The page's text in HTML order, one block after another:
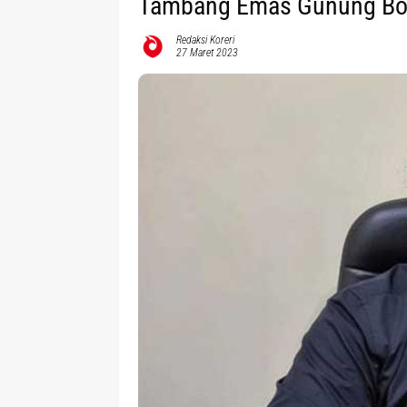
Redaksi Koreri
27 Maret 2023